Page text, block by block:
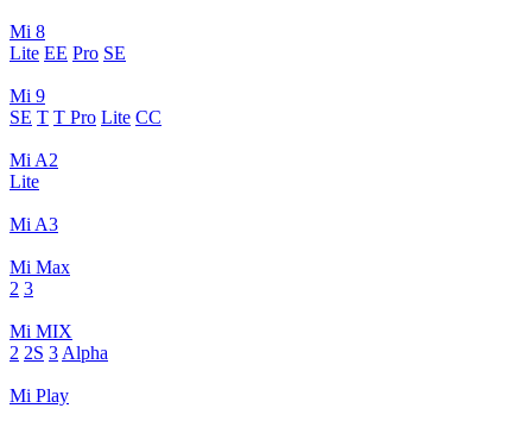
Mi 8
Lite EE Pro SE
Mi 9
SE T T Pro Lite CC
Mi A2
Lite
Mi A3
Mi Max
2 3
Mi MIX
2 2S 3 Alpha
Mi Play